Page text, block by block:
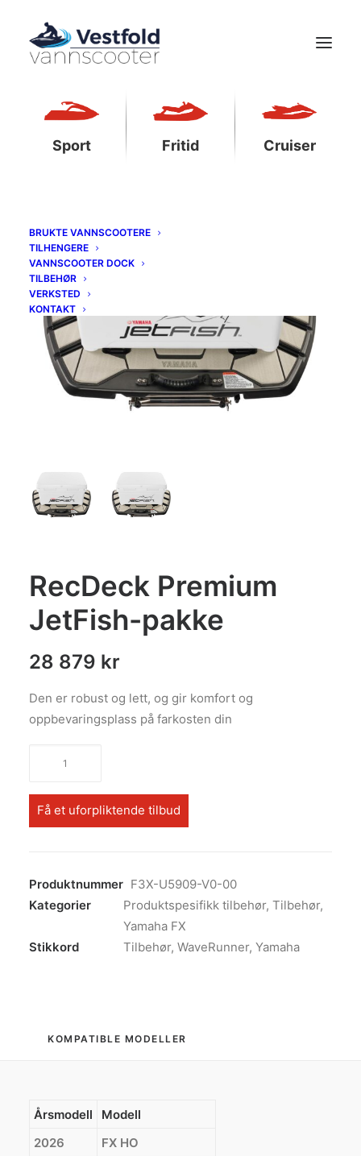
Sport Fritid Cruiser
BRUKTE VANNSCOOTERE
TILHENGERE
VANNSCOOTER DOCK
TILBEHØR
VERKSTED
KONTAKT
RecDeck Premium
JetFish-pakke
28 879 kr
Den er robust og lett, og gir komfort og
oppbevaringsplass på farkosten din
JetFish-
pakke
Få et uforpliktende tilbud
Produktnummer F3X-U5909-V0-00
Kategorier
Produktspesifikk tilbehør, Tilbehør,
Yamaha FX
Stikkord
Tilbehør, WaveRunner, Yamaha
KOMPATIBLE MODELLER
Årsmodell
Modell
2026
FX HO